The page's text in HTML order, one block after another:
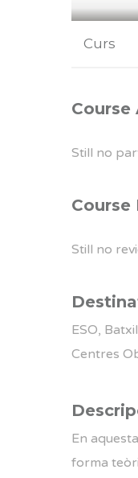
Curs
Course
Still no
Course
Still no
ESO,
Centres
En
forma